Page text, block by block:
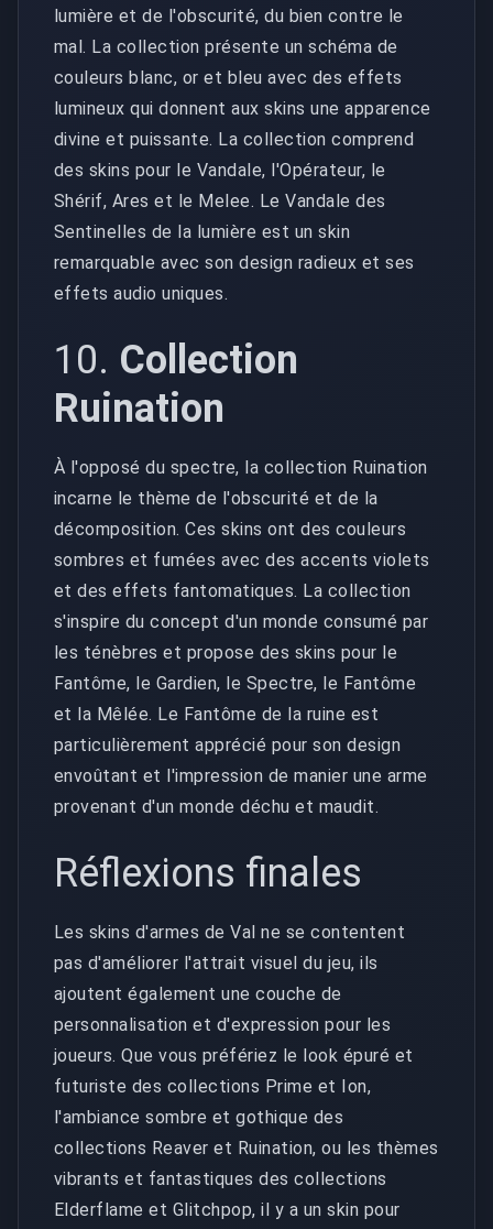
lumière et de l'obscurité, du bien contre le
mal. La collection présente un schéma de
couleurs blanc, or et bleu avec des effets
lumineux qui donnent aux skins une apparence
divine et puissante. La collection comprend
des skins pour le Vandale, l'Opérateur, le
Shérif, Ares et le Melee. Le Vandale des
Sentinelles de la lumière est un skin
remarquable avec son design radieux et ses
effets audio uniques.
10. Collection
Ruination
À l'opposé du spectre, la collection Ruination
incarne le thème de l'obscurité et de la
décomposition. Ces skins ont des couleurs
sombres et fumées avec des accents violets
et des effets fantomatiques. La collection
s'inspire du concept d'un monde consumé par
les ténèbres et propose des skins pour le
Fantôme, le Gardien, le Spectre, le Fantôme
et la Mêlée. Le Fantôme de la ruine est
particulièrement apprécié pour son design
envoûtant et l'impression de manier une arme
provenant d'un monde déchu et maudit.
Réflexions finales
Les skins d'armes de Val ne se contentent
pas d'améliorer l'attrait visuel du jeu, ils
ajoutent également une couche de
personnalisation et d'expression pour les
joueurs. Que vous préfériez le look épuré et
futuriste des collections Prime et Ion,
l'ambiance sombre et gothique des
collections Reaver et Ruination, ou les thèmes
vibrants et fantastiques des collections
Elderflame et Glitchpop, il y a un skin pour